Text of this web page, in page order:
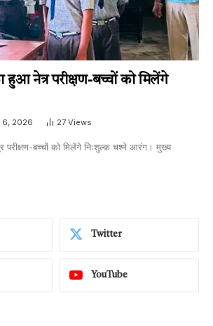
हुआ नेत्र परीक्षण-बच्चों को मिलेंगे
6, 2026 27 Views
परीक्षण-बच्चों को मिलेंगे निःशुल्क चश्मे आरंग। मुख्य
Twitter
YouTube